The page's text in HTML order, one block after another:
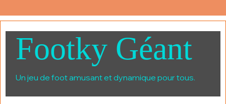
Footky Géant
Un jeu de foot amusant et dynamique pour tous.